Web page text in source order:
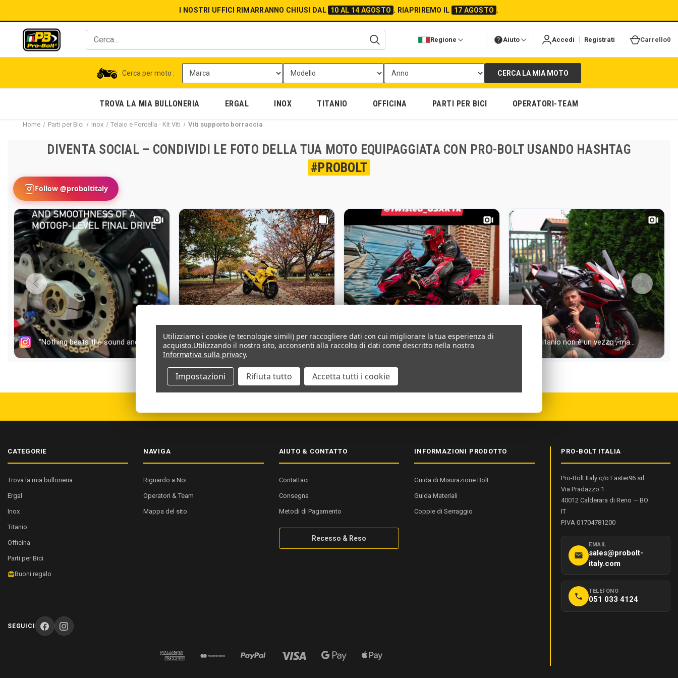
I NOSTRI UFFICI RIMARRANNO CHIUSI DAL 10 AL 14 AGOSTO . RIAPRIREMO IL 17 AGOSTO .
Regione Aiuto Accedi Registrati Carrello0
Cerca per moto : CERCA LA MIA MOTO
TROVA LA MIA BULLONERIA ERGAL INOX TITANIO OFFICINA PARTI PER BICI OPERATORI-TEAM
Home Parti per Bici Inox Telaio e Forcella - Kit Viti Viti supporto borraccia
DIVENTA SOCIAL – CONDIVIDI LE FOTO DELLA TUA MOTO EQUIPAGGIATA CON PRO-BOLT USANDO HASHTAG
#PROBOLT
Follow @proboltitaly
CATEGORIE
Trova la mia bulloneria
Ergal
Inox
Titanio
Officina
Parti per Bici
Buoni regalo
NAVIGA
Riguardo a Noi
Operatori & Team
Mappa del sito
AIUTO & CONTATTO
Contattaci
Consegna
Metodi di Pagamento
Recesso & Reso
INFORMAZIONI PRODOTTO
Guida di Misurazione Bolt
Guida Materiali
Coppie di Serraggio
PRO-BOLT ITALIA
Pro-Bolt Italy c/o Faster96 srl
Via Pradazzo 1
40012 Calderara di Reno —BO
IT
P.IVA 01704781200
EMAIL
sales@probolt-
italy.com
TELEFONO
051 033 4124
SEGUICI
Utilizziamo i cookie (e tecnologie simili) per raccogliere dati con cui migliorare la tua esperienza di
acquisto.Utilizzando il nostro sito, acconsenti alla raccolta di dati come descritto nella nostra
Informativa sulla privacy.
Impostazioni Rifiuta tutto Accetta tutti i cookie